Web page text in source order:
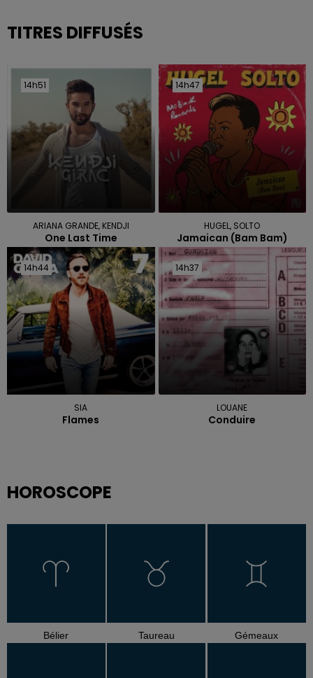
TITRES DIFFUSÉS
14h51
14h51
ARIANA GRANDE, KENDJI
One Last Time
14h47
14h47
HUGEL, SOLTO
Jamaican (bam Bam)
14h44
14h44
SIA
Flames
14h37
14h37
LOUANE
Conduire
HOROSCOPE
Bélier Taureau Gémeaux